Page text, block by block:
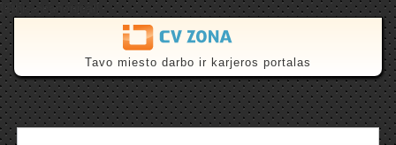
{$this->canonical}
Tavo miesto darbo ir karjeros portalas